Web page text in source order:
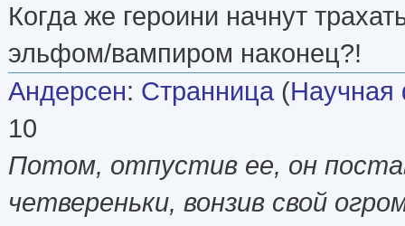
Когда же героини начнут
эльфом/вампиром наконец?!
Андерсен: Странница (Научная
10
Потом, отпустив ее, он
четвереньки, вонзив свой